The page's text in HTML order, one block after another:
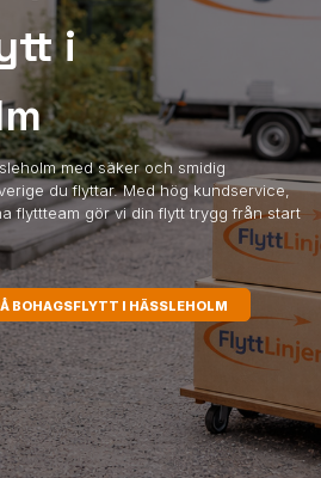
i
med säker och smidig
du flyttar. Med hög kundservice,
flyttteam gör vi din flytt trygg från start
BOHAGSFLYTT I HÄSSLEHOLM